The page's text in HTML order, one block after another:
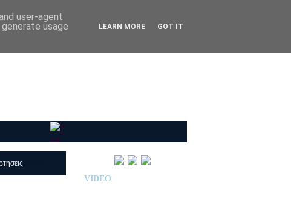
VIDEO
user-agent
usage
LEARN MORE GOT IT